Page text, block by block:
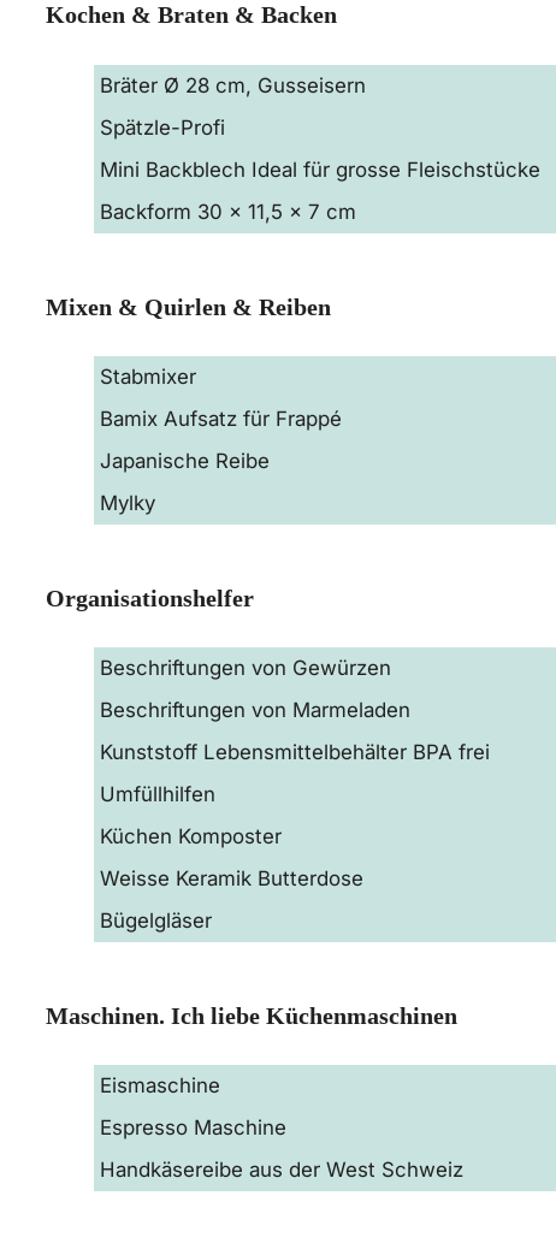
Kochen & Braten & Backen
Bräter Ø 28 cm, Gusseisern
Spätzle-Profi
Mini Backblech Ideal für grosse Fleischstücke
Backform ‎30 x 11,5 x 7 cm
Mixen & Quirlen & Reiben
Stabmixer
Bamix Aufsatz für Frappé
Japanische Reibe
Mylky
Organisationshelfer
Beschriftungen von Gewürzen
Beschriftungen von Marmeladen
Kunststoff Lebensmittelbehälter BPA frei
Umfüllhilfen
Küchen Komposter
Weisse Keramik Butterdose
Bügelgläser
Maschinen. Ich liebe Küchenmaschinen
Eismaschine
Espresso Maschine
Handkäsereibe aus der West Schweiz